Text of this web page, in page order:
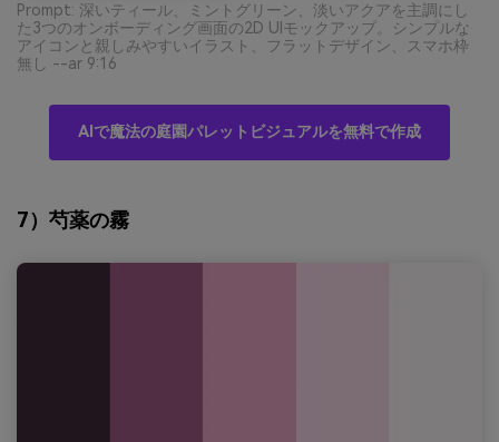
Prompt: 深いティール、ミントグリーン、淡いアクアを主調にし
た3つのオンボーディング画面の2D UIモックアップ。シンプルな
アイコンと親しみやすいイラスト、フラットデザイン、スマホ枠
無し --ar 9:16
AIで魔法の庭園パレットビジュアルを無料で作成
7）芍薬の霧